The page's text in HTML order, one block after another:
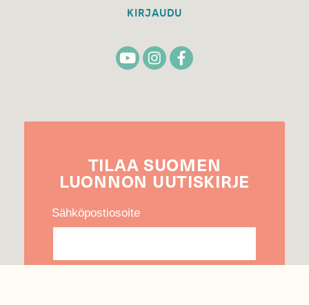
KIRJAUDU
TILAA SUOMEN
LUONNON UUTIS­KIRJE
Sähköpostiosoite